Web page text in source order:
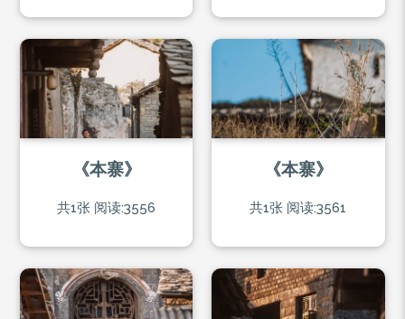
《本寨》
共1张 阅读:3556
《本寨》
共1张 阅读:3561